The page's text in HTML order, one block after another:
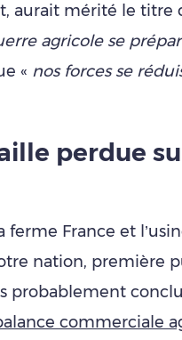
aurait mérité le titre
agricole se
« nos forces se
perdue
France et
nation, première
probablement
commerciale